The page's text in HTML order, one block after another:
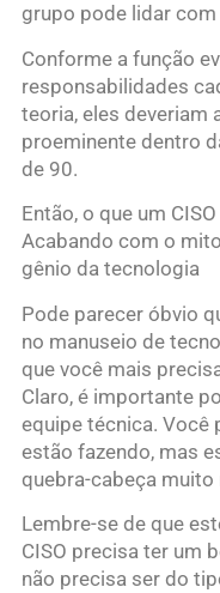
grupo pode lidar
Conforme a função
responsabilidades
teoria, eles deveriam
proeminente dentro
de 90.
Então, o que um
Acabando com o
gênio da tecnologia
Pode parecer óbvio
no manuseio de
que você mais
Claro, é importante
equipe técnica. Você
estão fazendo, mas
quebra-cabeça muito
Lembre-se de que
CISO precisa ter um
não precisa ser do